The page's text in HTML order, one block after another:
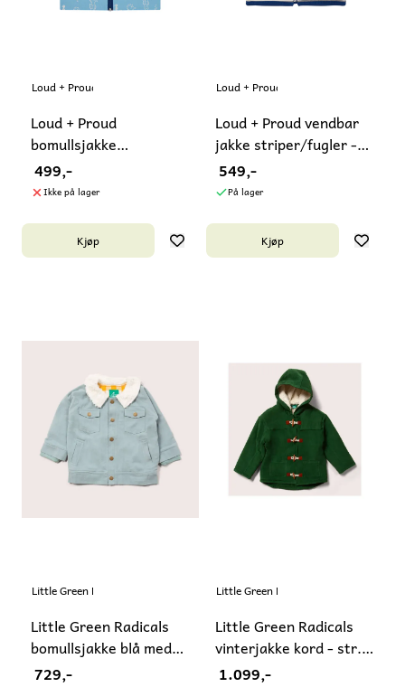
Loud + Proud
Loud + Proud
bomullsjakke
vannavvisende blå
499,-
Ikke på lager
Kjøp
Loud + Proud
Loud + Proud vendbar
jakke striper/fugler -
74/80
549,-
På lager
Kjøp
Little Green Radicals
Little Green Radicals
bomullsjakke blå med
krage
729,-
Little Green Radicals
Little Green Radicals
vinterjakke kord - str.
4-8 ...
1.099,-